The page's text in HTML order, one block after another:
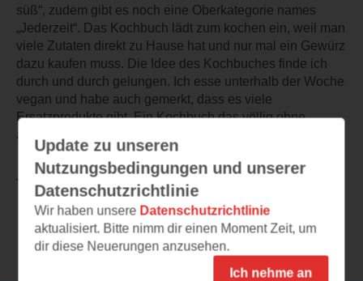
süß“, zudem gibt es noch eine Oberkategorie names
„Jederzeit“. Das Kochbuch lädt zum kochen ein, weil man
viele Zutaten direkt zu Hause hat und nur mal ein Gewürz
dazu kaufen muss. Die Idee des Kochbuches finde ich
durch und durch gelungen. Ich esse unterhalb der Woche
vegan und habe auch gemerkt, dass es viele
Ersatzprodukte gibt. Ein Kochbuch das völlig ohne
auskommt, ist eine absolute Bereicherung!
TEILEN
Weitere Rezensionen
Update zu unseren
Nutzungsbedingungen und unserer
Datenschutzrichtlinie
Wir haben unsere Datenschutzrichtlinie
aktualisiert. Bitte nimm dir einen Moment Zeit, um
dir diese Neuerungen anzusehen.
Ich nehme an